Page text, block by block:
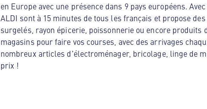
en Europe avec une présence dans 9 pays européens.
ALDI sont à 15 minutes de tous les français et propose
surgelés, rayon épicerie, poissonnerie ou encore produits
magasins pour faire vos courses, avec des arrivages
nombreux articles d'électroménager, bricolage, linge de
prix !